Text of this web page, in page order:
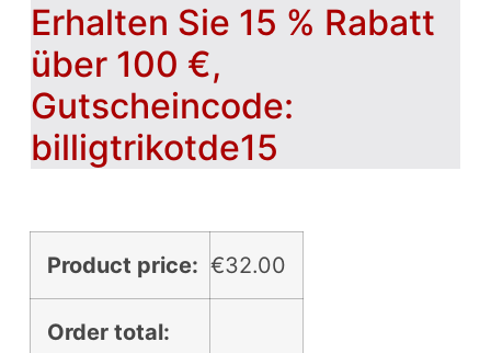
Erhalten Sie 15 % Rabatt
über 100 €,
Gutscheincode:
billigtrikotde15
Product price: €32.00
Order total: